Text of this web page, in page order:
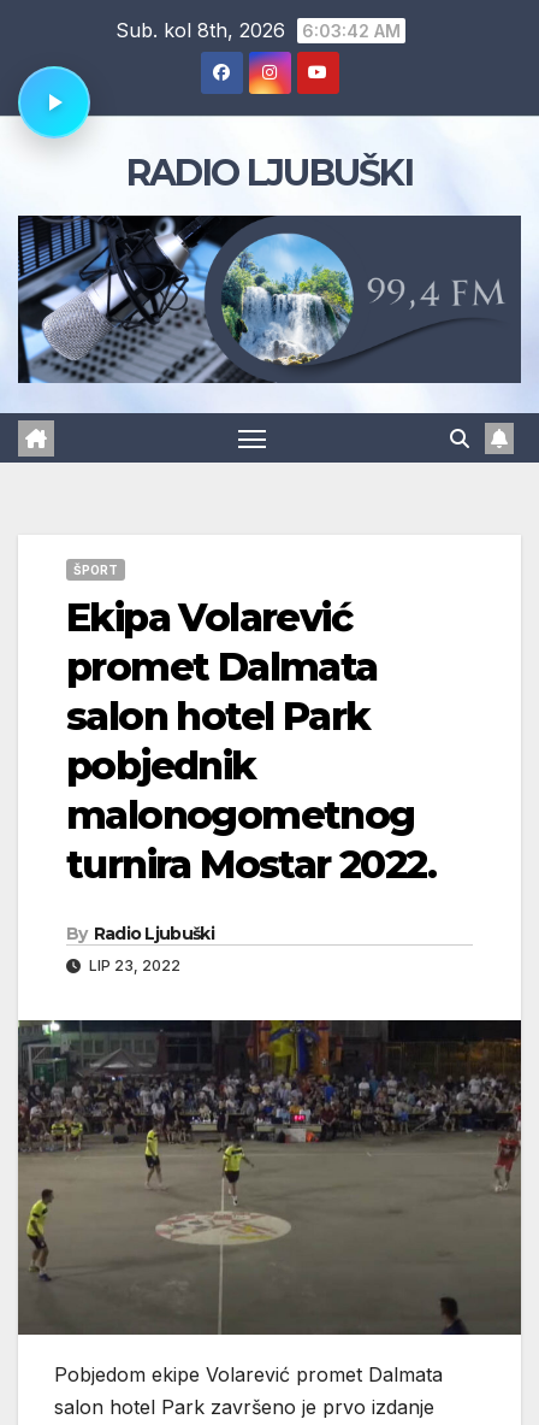
content
Sub. kol 8th, 2026 6:03:43 AM
RADIO LJUBUŠKI
ŠPORT
Ekipa Volarević
promet Dalmata
salon hotel Park
pobjednik
malonogometnog
turnira Mostar 2022.
By Radio Ljubuški
LIP 23, 2022
Pobjedom ekipe Volarević promet Dalmata
salon hotel Park završeno je prvo izdanje